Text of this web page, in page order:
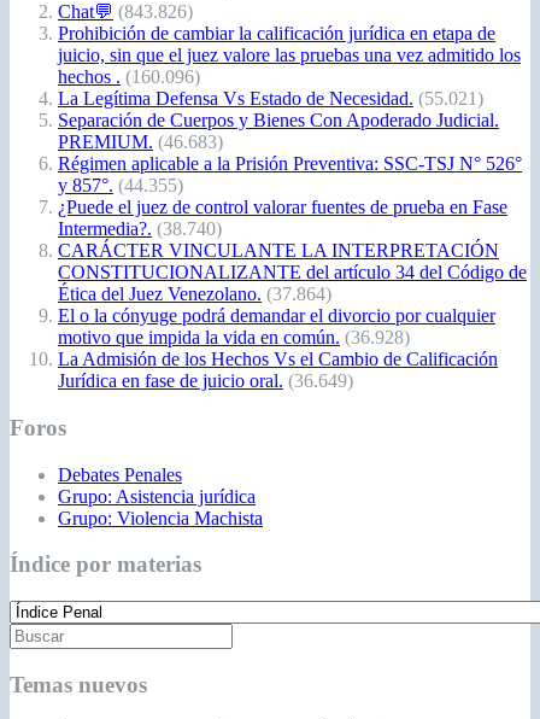
Chat💬 (843.826)
Prohibición de cambiar la calificación jurídica en etapa de
juicio, sin que el juez valore las pruebas una vez admitido los
hechos . (160.096)
La Legítima Defensa Vs Estado de Necesidad. (55.021)
Separación de Cuerpos y Bienes Con Apoderado Judicial.
PREMIUM. (46.683)
Régimen aplicable a la Prisión Preventiva: SSC-TSJ N° 526°
y 857°. (44.355)
¿Puede el juez de control valorar fuentes de prueba en Fase
Intermedia?. (38.740)
CARÁCTER VINCULANTE LA INTERPRETACIÓN
CONSTITUCIONALIZANTE del artículo 34 del Código de
Ética del Juez Venezolano. (37.864)
El o la cónyuge podrá demandar el divorcio por cualquier
motivo que impida la vida en común. (36.928)
La Admisión de los Hechos Vs el Cambio de Calificación
Jurídica en fase de juicio oral. (36.649)
Foros
Debates Penales
Grupo: Asistencia jurídica
Grupo: Violencia Machista
Índice por materias
Temas nuevos